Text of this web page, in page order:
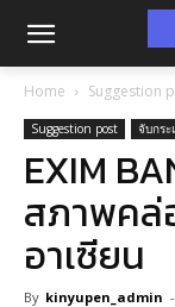
Home Suggestion
Suggestion post จับกระ
EXIM
สภาพคล่
อาเซียน
By kinyupen_admin -